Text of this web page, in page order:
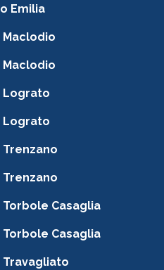
Emilia
Lograto
Lograto
Casaglia
Casaglia